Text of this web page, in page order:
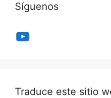
Síguenos
YouTube
Traduce este sitio